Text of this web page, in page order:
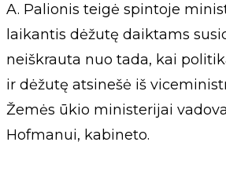
A. Palionis teigė spintoje
laikantis dėžutę daiktams
neiškrauta nuo tada, kai
ir dėžutę atsinešė iš
Žemės ūkio ministerijai
Hofmanui, kabineto.